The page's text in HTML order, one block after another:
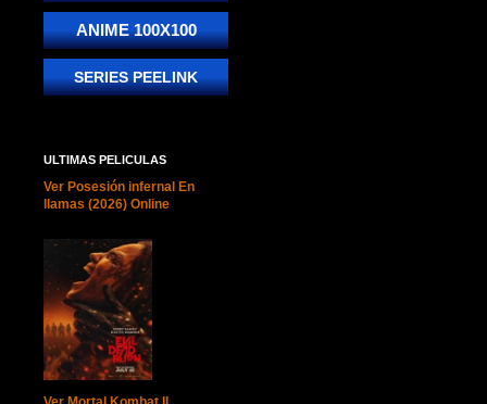
ANIME 100X100
SERIES PEELINK
ULTIMAS PELICULAS
Ver Posesión infernal En
llamas (2026) Online